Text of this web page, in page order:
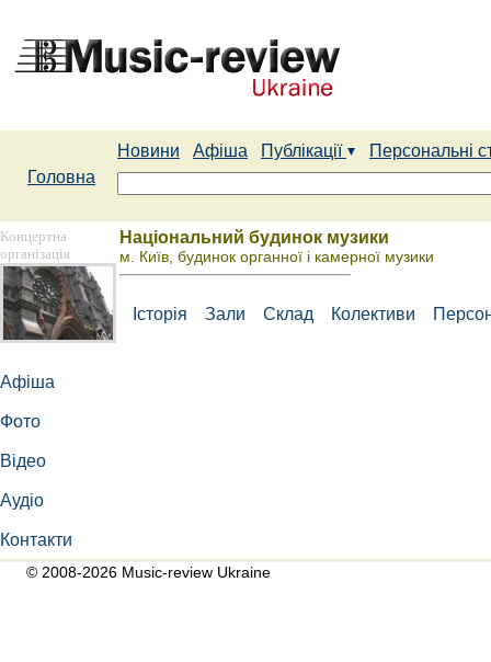
Новини Афіша Публікації
Персональні
Головна
Концертна
організація
Афіша
Фото
Відео
Аудіо
Контакти
Національний будинок музики
м. Київ, будинок органної і камерної музики
Історія Зали Склад Колективи
© 2008-2026 Music-review Ukraine